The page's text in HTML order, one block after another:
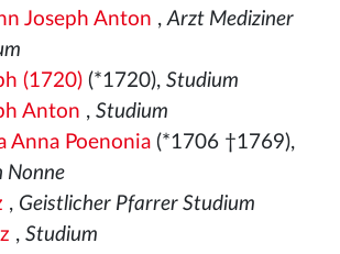
Joseph Anton ,Arzt Mediziner
(1720)(*1720), Studium
Anton , Studium
Anna Poenonia(*1706 †1769),
Nonne
, Geistlicher Pfarrer Studium
, Studium